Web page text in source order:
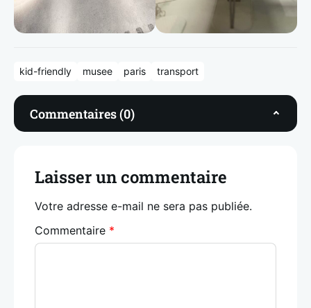
kid-friendly musee paris transport
Commentaires (0)
Laisser un commentaire
Votre adresse e-mail ne sera pas publiée.
Commentaire *